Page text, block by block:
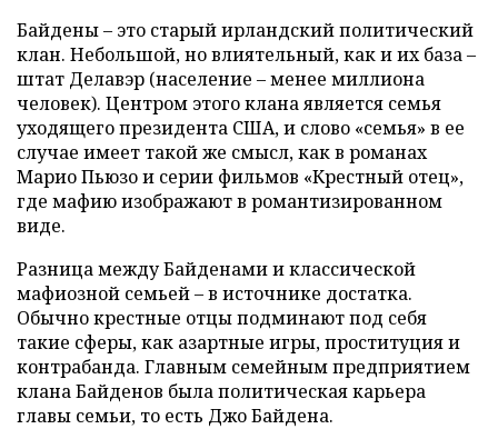
Байдены – это старый ирландский политический
клан. Небольшой, но влиятельный, как и их база –
штат Делавэр (население – менее миллиона
человек). Центром этого клана является семья
уходящего президента США, и слово «семья» в ее
случае имеет такой же смысл, как в романах
Марио Пьюзо и серии фильмов «Крестный отец»,
где мафию изображают в романтизированном
виде.
Разница между Байденами и классической
мафиозной семьей – в источнике достатка.
Обычно крестные отцы подминают под себя
такие сферы, как азартные игры, проституция и
контрабанда. Главным семейным предприятием
клана Байденов была политическая карьера
главы семьи, то есть Джо Байдена.